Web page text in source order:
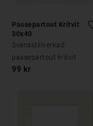
Passepartout Kritvit
30x40
Svensktillverkad
passepartout kritvit
99 kr